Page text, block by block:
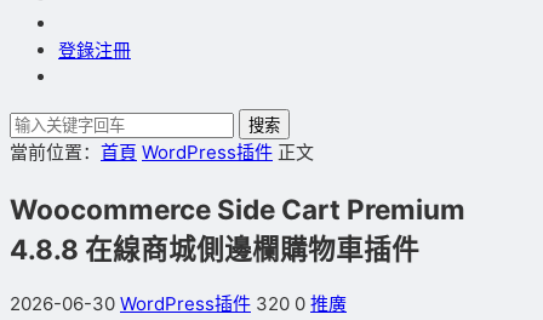
登錄注冊
搜索
當前位置： 首頁 WordPress插件 正文
Woocommerce Side Cart Premium
4.8.8 在線商城側邊欄購物車插件
2026-06-30 WordPress插件 320 0 推廣